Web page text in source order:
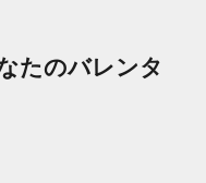
たのバレンタ